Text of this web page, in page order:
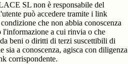
SL non è responsabile del
può accedere tramite i link
che non abbia conoscenza
a cui rinvia o che
beni o diritti di terzi suscettibili di
sia a conoscenza, agisca con diligenza
corrispondente.